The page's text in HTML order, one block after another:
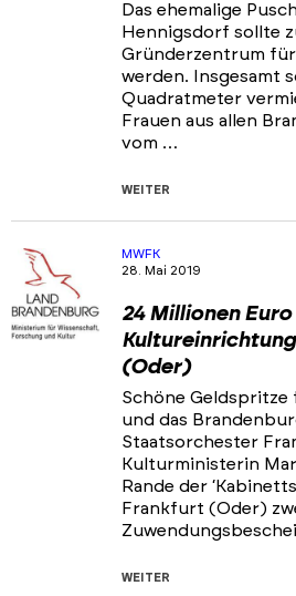
Das ehemalige
Hennigsdorf sollte
Gründerzentrum
werden. Insgesamt
Quadratmeter
Frauen aus allen
vom …
WEITER
MWFK
28. Mai 2019
24 Millionen
(Oder)
Schöne Geldspritze
und das
Staatsorchester
Kulturministerin
Rande der
Frankfurt (Oder)
WEITER